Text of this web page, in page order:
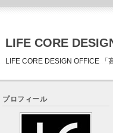
LIFE CORE
LIFE CORE DESIGN OFFICE
プロフィール